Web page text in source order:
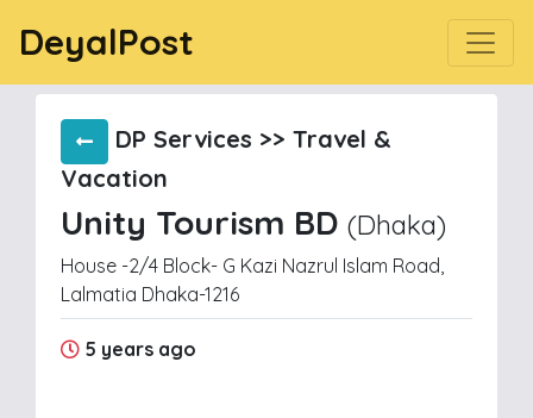
DeyalPost
DP Services >> Travel &
Vacation
Unity Tourism BD (Dhaka)
House -2/4 Block- G Kazi Nazrul Islam Road,
Lalmatia Dhaka-1216
5 years ago